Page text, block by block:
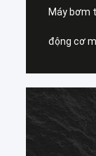
Máy bơm
động cơ